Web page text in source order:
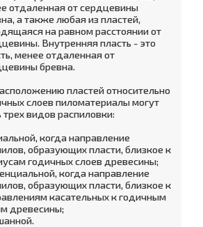
отдаленная от сердцевины
а также любая из пластей,
на равном расстоянии от
Внутренняя пласть - это
менее отдаленная от
бревна.
пластей относительно
слоев пиломатериалы могут
трех видов распиловки:
когда направление
образующих пласти, близкое к
годичных слоев древесины;
когда направление
образующих пласти, близкое к
касательных к годичным
древесины;